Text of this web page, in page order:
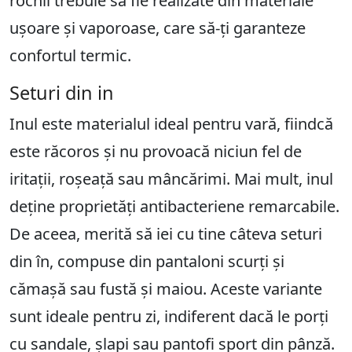
ușoare și vaporoase, care să-ți garanteze
confortul termic.
Seturi din in
Inul este materialul ideal pentru vară, fiindcă
este răcoros și nu provoacă niciun fel de
iritații, roșeață sau mâncărimi. Mai mult, inul
deține proprietăți antibacteriene remarcabile.
De aceea, merită să iei cu tine câteva seturi
din în, compuse din pantaloni scurți și
cămașă sau fustă și maiou. Aceste variante
sunt ideale pentru zi, indiferent dacă le porți
cu sandale, șlapi sau pantofi sport din pânză.